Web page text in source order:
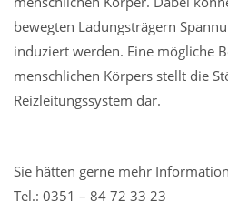
bewegten Ladungsträgern
induziert werden. Eine mögliche
menschlichen Körpers stellt die
Reizleitungssystem dar.
Sie hätten gerne mehr
Tel.: 0351 – 84 72 33 23